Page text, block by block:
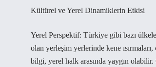
Kültürel ve Yerel Dinamiklerin Etkisi
Yerel Perspektif: Türkiye gibi bazı
olan yerleşim yerlerinde kene
bilgi, yerel halk arasında yaygın olabilir.